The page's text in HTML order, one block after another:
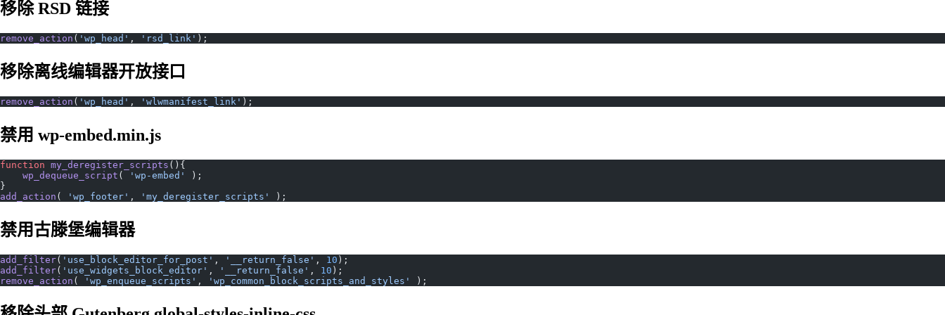
移除 RSD 链接
remove_action ( 'wp_head' , 'rsd_link' );
移除离线编辑器开放接口
remove_action ( 'wp_head' , 'wlwmanifest_link' );
禁用 wp-embed.min.js
function my_deregister_scripts (){
    wp_dequeue_script
( 'wp-embed'
);
}
add_action ( 'wp_footer' , 'my_deregister_scripts' );
禁用古滕堡编辑器
add_filter( 'use_block_editor_for_post' , '__return_false' , 10 );
add_filter( 'use_widgets_block_editor' , '__return_false' , 10 );
remove_action ( 'wp_enqueue_scripts' , 'wp_common_block_scripts_and_styles' );